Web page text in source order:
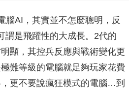
腦AI，其實並不怎麼聰明，反
謂是飛躍性的大成長。2代的
顯，其控兵反應與戰術變化更
難等級的電腦就足夠玩家花費
更不要說瘋狂模式的電腦…到